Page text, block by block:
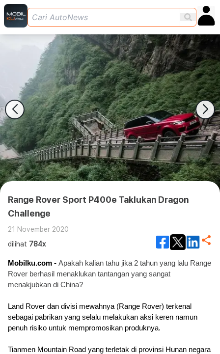
Range Rover Sport P400e Taklukan Dragon
Challenge
21 November 2020
dilihat 784x
Mobilku.com - Apakah kalian tahu jika 2 tahun yang lalu Range
Rover berhasil menaklukan tantangan yang sangat
menakjubkan di China?
Land Rover dan divisi mewahnya (Range Rover) terkenal
sebagai pabrikan yang selalu melakukan aksi keren namun
penuh risiko untuk mempromosikan produknya.
Tianmen Mountain Road yang terletak di provinsi Hunan negara